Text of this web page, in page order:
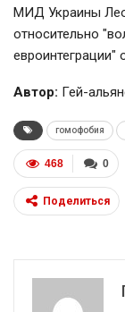
МИД Украины
относительно
евроинтеграции"
Автор: Гей-
гомофобия
0
468
Поделиться